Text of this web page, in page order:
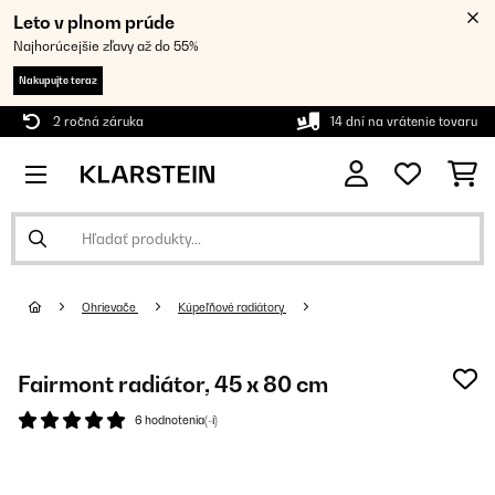
Leto v plnom prúde
Najhorúcejšie zľavy až do 55%
Nakupujte teraz
2 ročná záruka 14 dní na vrátenie tovaru
Ohrievače Kúpeľňové radiátory
Fairmont radiátor, 45 x 80 cm
6 hodnotenia(-í)